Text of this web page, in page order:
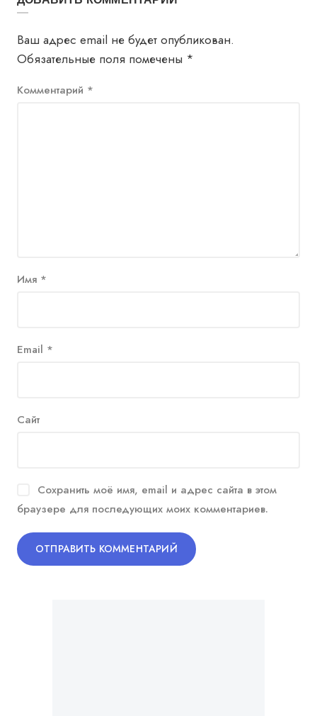
Ваш адрес email не будет опубликован.
Обязательные поля помечены *
Комментарий *
Имя *
Email *
Сайт
Сохранить моё имя, email и адрес сайта в этом
браузере для последующих моих комментариев.